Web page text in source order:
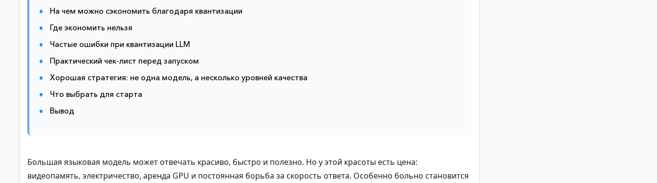
На чем можно сэкономить благодаря квантизации
Где экономить нельзя
Частые ошибки при квантизации LLM
Практический чек-лист перед запуском
Хорошая стратегия: не одна модель, а несколько уровней качества
Что выбрать для старта
Вывод
Большая языковая модель может отвечать красиво, быстро и полезно. Но у этой красоты есть цена:
видеопамять, электричество, аренда GPU и постоянная борьба за скорость ответа. Особенно больно становится